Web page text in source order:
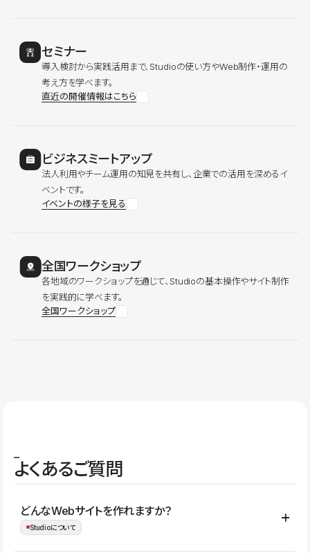
セミナー
導入検討から実践活用まで、Studioの使い方やWeb制作・運用の
考え方を学べます。
直近の開催情報はこちら
ビジネスミートアップ
法人利用やチーム運用の知見を共有し、企業での活用を深めるイ
ベントです。
イベントの様子を見る
全国ワークショップ
各地域のワークショップを通じて、Studioの基本操作やサイト制作
を実践的に学べます。
全国ワークショップ
よくあるご質問
どんなWebサイトを作れますか？
Studioについて